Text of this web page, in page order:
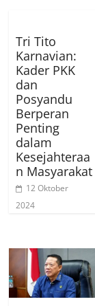
Tri Tito
Karnavian:
Kader PKK
dan
Posyandu
Berperan
Penting
dalam
Kesejahteraa
n Masyarakat
12 Oktober
2024